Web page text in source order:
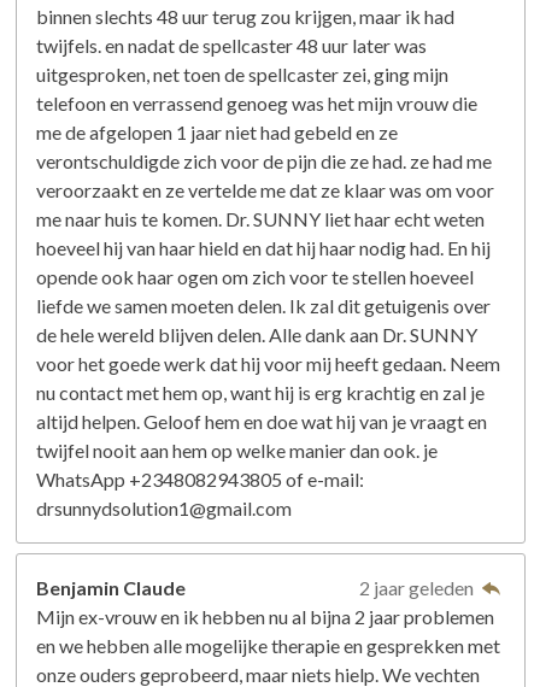
binnen slechts 48 uur terug zou krijgen, maar ik had
twijfels. en nadat de spellcaster 48 uur later was
uitgesproken, net toen de spellcaster zei, ging mijn
telefoon en verrassend genoeg was het mijn vrouw die
me de afgelopen 1 jaar niet had gebeld en ze
verontschuldigde zich voor de pijn die ze had. ze had me
veroorzaakt en ze vertelde me dat ze klaar was om voor
me naar huis te komen. Dr. SUNNY liet haar echt weten
hoeveel hij van haar hield en dat hij haar nodig had. En hij
opende ook haar ogen om zich voor te stellen hoeveel
liefde we samen moeten delen. Ik zal dit getuigenis over
de hele wereld blijven delen. Alle dank aan Dr. SUNNY
voor het goede werk dat hij voor mij heeft gedaan. Neem
nu contact met hem op, want hij is erg krachtig en zal je
altijd helpen. Geloof hem en doe wat hij van je vraagt ​​en
twijfel nooit aan hem op welke manier dan ook. je
WhatsApp +2348082943805 of e-mail:
drsunnydsolution1@gmail.com
Benjamin Claude
2 jaar geleden
Mijn ex-vrouw en ik hebben nu al bijna 2 jaar problemen
en we hebben alle mogelijke therapie en gesprekken met
onze ouders geprobeerd, maar niets hielp. We vechten